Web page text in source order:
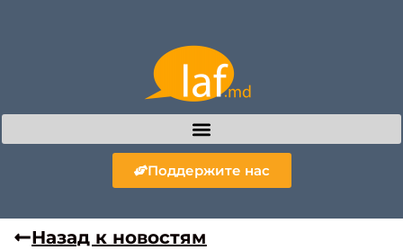
Поддержите нас
Назад к новостям